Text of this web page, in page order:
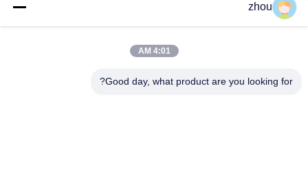
zhou
4:01 AM
Good day, what product are you looking for?